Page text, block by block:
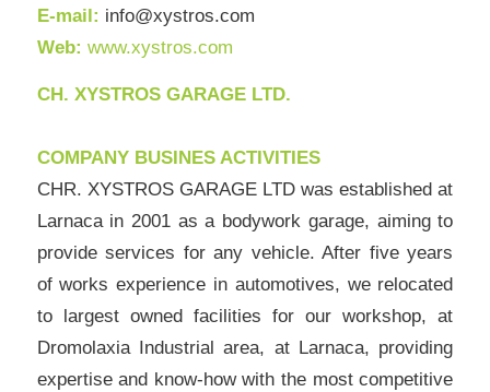
E-mail: info@xystros.com
Web: www.xystros.com
CH. XYSTROS GARAGE LTD.
COMPANY BUSINES ACTIVITIES
CHR. XYSTROS GARAGE LTD was established at
Larnaca in 2001 as a bodywork garage, aiming to
provide services for any vehicle. After five years
of works experience in automotives, we relocated
to largest owned facilities for our workshop, at
Dromolaxia Industrial area, at Larnaca, providing
expertise and know-how with the most competitive